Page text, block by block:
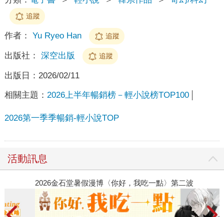
追蹤
作者： Yu Ryeo Han 追蹤
出版社： 深空出版 追蹤
出版日： 2026/02/11
相關主題： 2026上半年暢銷榜－輕小說榜TOP100
2026第一季季暢銷-輕小說TOP
活動訊息
2026金石堂暑假漫博〈你好，我吃一點〉第二波